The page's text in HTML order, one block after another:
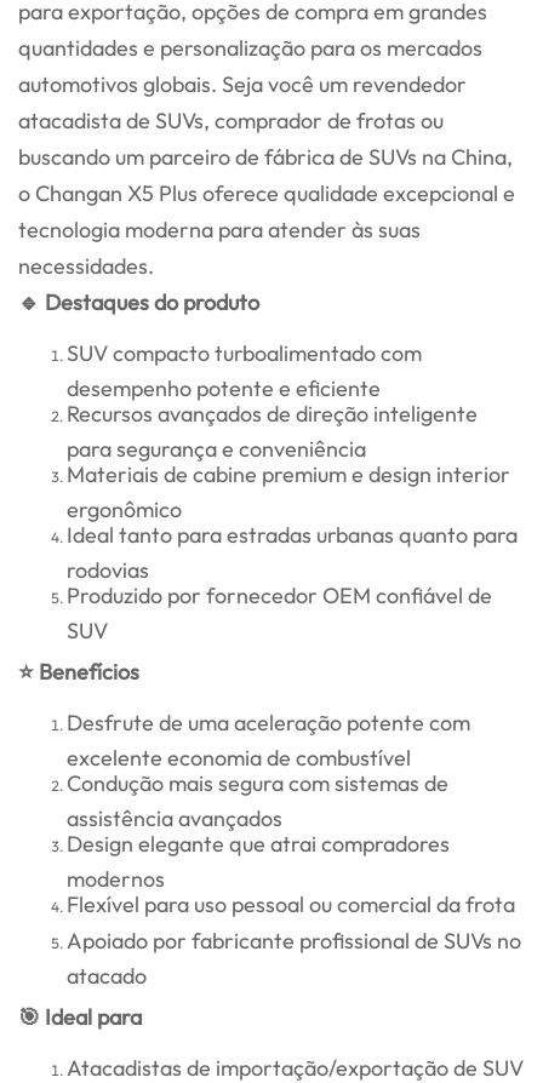
para exportação, opções de compra em grandes
quantidades e personalização para os mercados
automotivos globais. Seja você um revendedor
atacadista de SUVs, comprador de frotas ou
buscando um parceiro de fábrica de SUVs na China,
o Changan X5 Plus oferece qualidade excepcional e
tecnologia moderna para atender às suas
necessidades.
🔹 Destaques do produto
SUV compacto turboalimentado com
desempenho potente e eficiente
Recursos avançados de direção inteligente
para segurança e conveniência
Materiais de cabine premium e design interior
ergonômico
Ideal tanto para estradas urbanas quanto para
rodovias
Produzido por fornecedor OEM confiável de
SUV
⭐ Benefícios
Desfrute de uma aceleração potente com
excelente economia de combustível
Condução mais segura com sistemas de
assistência avançados
Design elegante que atrai compradores
modernos
Flexível para uso pessoal ou comercial da frota
Apoiado por fabricante profissional de SUVs no
atacado
🎯 Ideal para
Atacadistas de importação/exportação de SUV